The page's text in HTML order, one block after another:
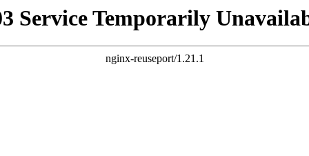
Service Temporarily
nginx-reuseport/1.21.1